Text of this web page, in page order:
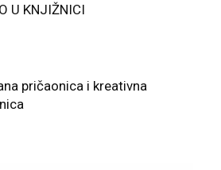
U KNJIŽNICI
pričaonica i kreativna